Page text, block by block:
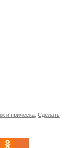
и прическа Сделать